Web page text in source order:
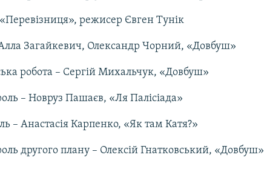
режисер Євген Тунік
Загайкевич, Олександр Чорний, «Довбуш»
робота – Сергій Михальчук, «Довбуш»
– Новруз Пашаєв, «Ля Палісіада»
– Анастасія Карпенко, «Як там Катя?»
другого плану – Олексій Гнатковський, «Довбуш»